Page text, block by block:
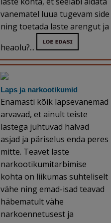
vanematel luua tugevam side
ning toetada laste arengut ja
heaolu?...
Laps ja narkootikumid
Enamasti kõik lapsevanemad
arvavad, et ainult teiste
lastega juhtuvad halvad
asjad ja päriselus enda peres
mitte. Teavet laste
narkootikumitarbimise
kohta on liikumas suhteliselt
vähe ning emad-isad teavad
häbematult vähe
narkoennetusest ja